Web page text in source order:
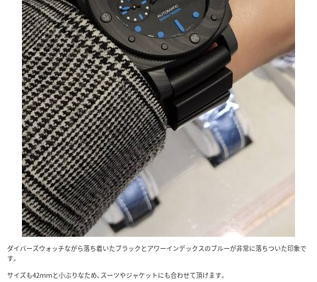
ダイバーズウォッチながら落ち着いたブラックとアワーインデックスのブルーが非常に落ちついた印象で
す。
サイズも42ｍｍと小ぶりなため、スーツやジャケットにも合わせて頂けます。